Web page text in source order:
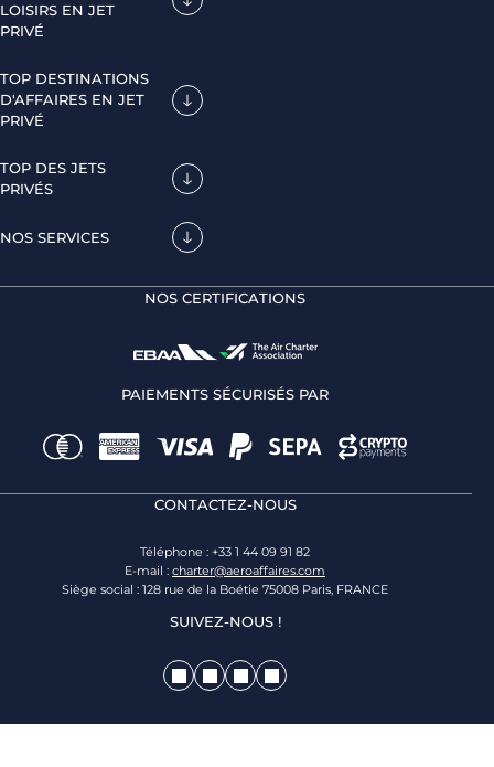
LOISIRS EN JET
PRIVÉ
TOP DESTINATIONS
D'AFFAIRES EN JET
PRIVÉ
TOP DES JETS
PRIVÉS
NOS SERVICES
NOS CERTIFICATIONS
PAIEMENTS SÉCURISÉS PAR
CONTACTEZ-NOUS
Téléphone : +33 1 44 09 91 82
E-mail : charter@aeroaffaires.com
Siège social : 128 rue de la Boétie 75008 Paris, FRANCE
SUIVEZ-NOUS !